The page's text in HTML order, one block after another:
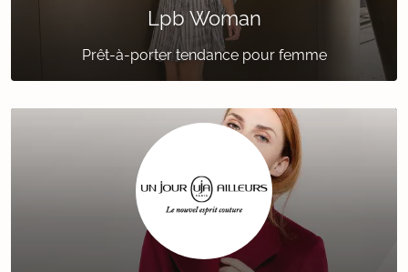
Lpb Woman
Prêt-à-porter tendance pour femme